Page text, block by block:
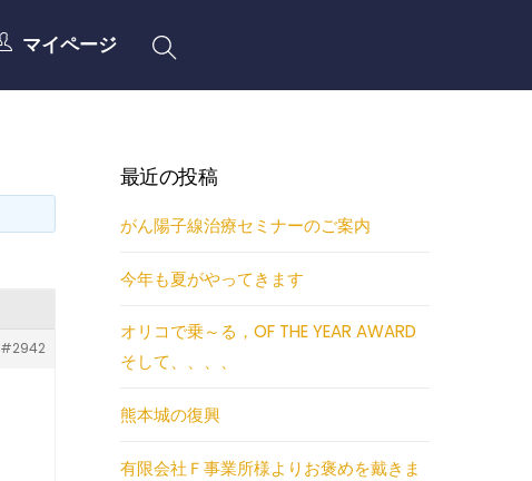
マイページ
#2942
最近の投稿
がん陽子線治療セミナーのご案内
今年も夏がやってきます
オリコで乗～る，OF THE YEAR AWARD
そして、、、、
熊本城の復興
有限会社Ｆ事業所様よりお褒めを戴きま